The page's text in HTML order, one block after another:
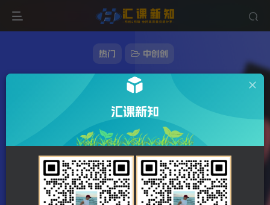
热门 中创创
推广Chat GPT教程，轻松获得拥金提成，日赚
2023-12-22
1123
该作者已发布78224篇文章
汇课新知